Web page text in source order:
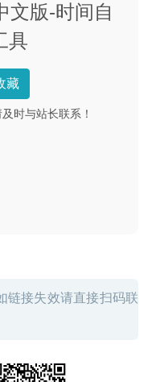
文版-时间自
具
藏
时与站长联系！
链接失效请直接扫码联
3.10.0.1814 – 图像磨
作工具
理索引工具
文版 – 最不正经的墓